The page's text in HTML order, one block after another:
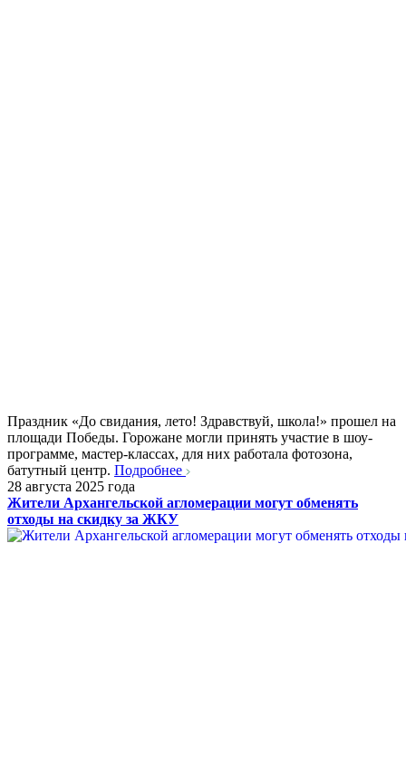
Праздник «До свидания, лето! Здравствуй, школа!» прошел на
площади Победы. Горожане могли принять участие в шоу-
программе, мастер-классах, для них работала фотозона,
батутный центр. Подробнее
28 августа 2025 года
Жители Архангельской агломерации могут обменять
отходы на скидку за ЖКУ